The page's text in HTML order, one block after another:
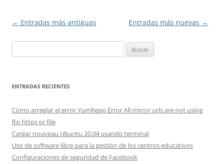
Navegación
← Entradas más antiguas Entradas más nuevas →
ENTRADAS RECIENTES
Cómo arreglar el error YumRepo Error All mirror urls are not using
ftp https or file
Cargar nouveau Ubuntu 20.04 usando terminal
Uso de software libre para la gestión de los centros educativos
Configuraciones de seguridad de Facebook